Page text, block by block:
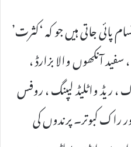
جاتی ہیں جو کہ ‘کثرت’
آنکھوں والا بزارڈ ،
، ریڈ واٹلیڈ لیپنگ ، روفس
راک کبوتر۔ پرندوں کی